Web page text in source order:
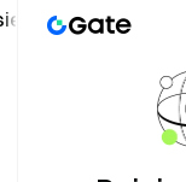
adopte une loi